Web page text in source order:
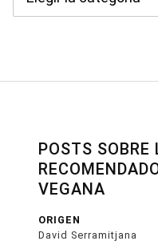
POSTS SOBRE
VEGANA
ORIGEN
David Serramitjana